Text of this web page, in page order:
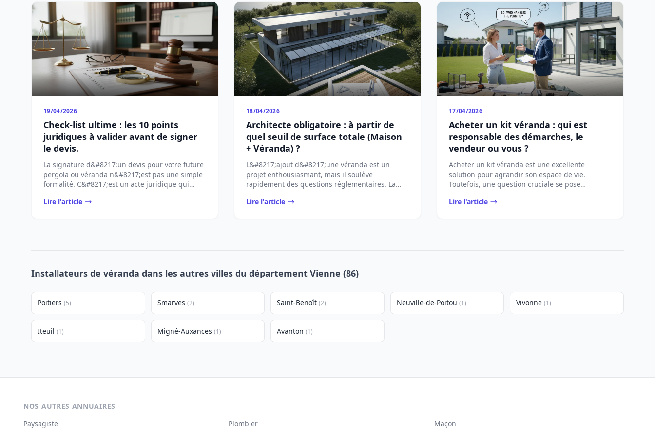
19/04/2026
Check-list ultime : les 10 points
juridiques à valider avant de signer
le devis.
La signature d&#8217;un devis pour votre future
pergola ou véranda n&#8217;est pas une simple
formalité. C&#8217;est un acte juridique qui
Lire l'article
18/04/2026
Architecte obligatoire : à partir de
quel seuil de surface totale (Maison
+ Véranda) ?
L&#8217;ajout d&#8217;une véranda est un
projet enthousiasmant, mais il soulève
rapidement des questions réglementaires. La
Lire l'article
17/04/2026
Acheter un kit véranda : qui est
responsable des démarches, le
vendeur ou vous ?
Acheter un kit véranda est une excellente
solution pour agrandir son espace de vie.
Toutefois, une question cruciale se pose
Lire l'article
Installateurs de véranda dans les autres villes du département Vienne (86)
Poitiers (5) Smarves (2) Saint-Benoît (2) Neuville-de-Poitou (1) Vivonne (1)
Iteuil (1) Migné-Auxances (1) Avanton (1)
NOS AUTRES ANNUAIRES
Paysagiste
Plombier
Maçon